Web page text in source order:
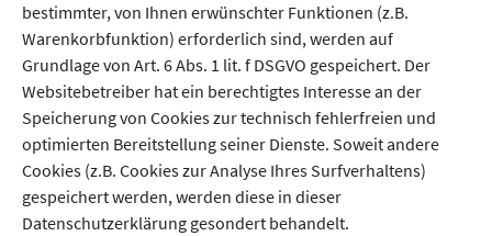
bestimmter, von Ihnen erwünschter Funktionen (z.B.
Warenkorbfunktion) erforderlich sind, werden auf
Grundlage von Art. 6 Abs. 1 lit. f DSGVO gespeichert. Der
Websitebetreiber hat ein berechtigtes Interesse an der
Speicherung von Cookies zur technisch fehlerfreien und
optimierten Bereitstellung seiner Dienste. Soweit andere
Cookies (z.B. Cookies zur Analyse Ihres Surfverhaltens)
gespeichert werden, werden diese in dieser
Datenschutzerklärung gesondert behandelt.